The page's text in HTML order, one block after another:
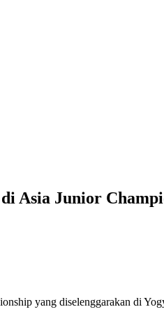
Asia Junior
yang diselenggarakan di